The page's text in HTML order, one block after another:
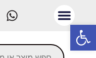
פתח סרגל נגישות